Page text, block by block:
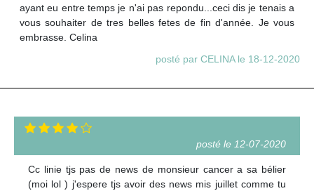
ayant eu entre temps je n'ai pas repondu...ceci dis je tenais a
vous souhaiter de tres belles fetes de fin d'année. Je vous
embrasse. Celina
posté par CELINA le 18-12-2020
posté le 12-07-2020
Cc linie tjs pas de news de monsieur cancer a sa bélier
(moi lol ) j'espere tjs avoir des news mis juillet comme tu